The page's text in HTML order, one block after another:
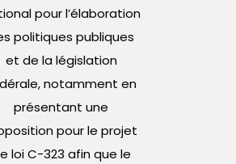
pour l’élaboration
politiques publiques
et de la législation
notamment en
présentant une
pour le projet
loi C-323 afin que le